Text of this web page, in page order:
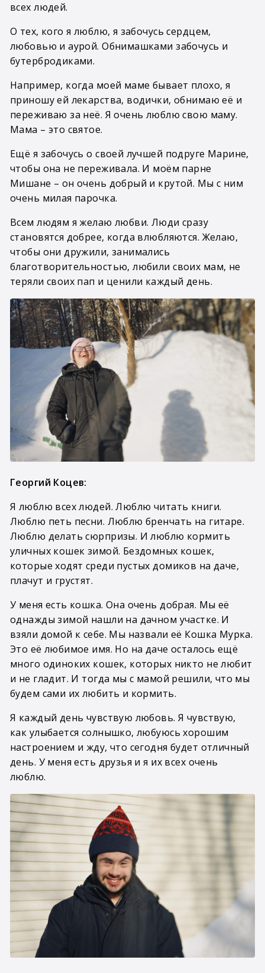
всех людей.
О тех, кого я люблю, я забочусь сердцем,
любовью и аурой. Обнимашками забочусь и
бутербродиками.
Например, когда моей маме бывает плохо, я
приношу ей лекарства, водички, обнимаю её и
переживаю за неё. Я очень люблю свою маму.
Мама – это святое.
Ещё я забочусь о своей лучшей подруге Марине,
чтобы она не переживала. И моём парне
Мишане – он очень добрый и крутой. Мы с ним
очень милая парочка.
Всем людям я желаю любви. Люди сразу
становятся добрее, когда влюбляются. Желаю,
чтобы они дружили, занимались
благотворительностью, любили своих мам, не
теряли своих пап и ценили каждый день.
Георгий Коцев:
Я люблю всех людей. Люблю читать книги.
Люблю петь песни. Люблю бренчать на гитаре.
Люблю делать сюрпризы. И люблю кормить
уличных кошек зимой. Бездомных кошек,
которые ходят среди пустых домиков на даче,
плачут и грустят.
У меня есть кошка. Она очень добрая. Мы её
однажды зимой нашли на дачном участке. И
взяли домой к себе. Мы назвали её Кошка Мурка.
Это её любимое имя. Но на даче осталось ещё
много одиноких кошек, которых никто не любит
и не гладит. И тогда мы с мамой решили, что мы
будем сами их любить и кормить.
Я каждый день чувствую любовь. Я чувствую,
как улыбается солнышко, любуюсь хорошим
настроением и жду, что сегодня будет отличный
день. У меня есть друзья и я их всех очень
люблю.